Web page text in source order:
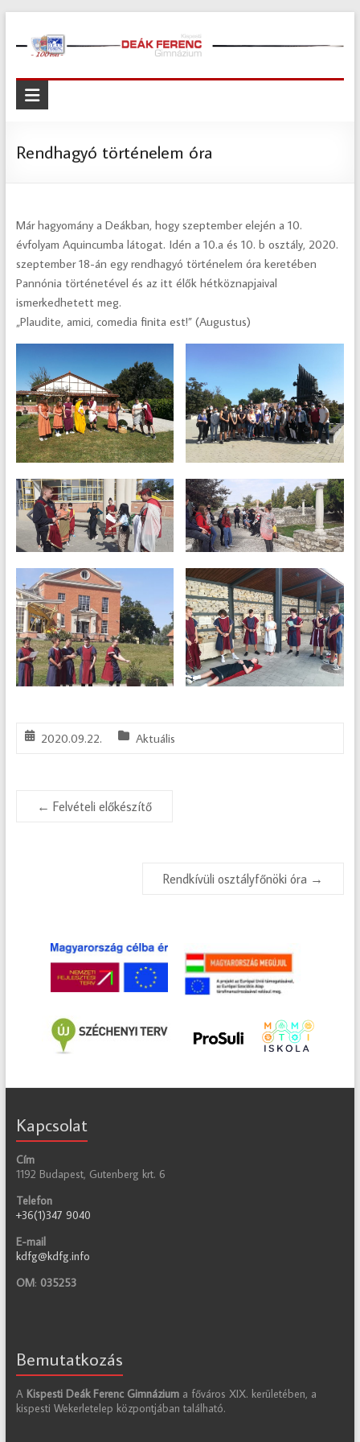
Kispesti
Ferenc
Deák
Ferenc
Gimnázium
Rendhagyó történelem óra
Már hagyomány a Deákban, hogy szeptember elején a 10.
évfolyam Aquincumba látogat. Idén a 10.a és 10. b osztály, 2020.
szeptember 18-án egy rendhagyó történelem óra keretében
Pannónia történetével és az itt élők hétköznapjaival
ismerkedhetett meg.
„Plaudite, amici, comedia finita est!” (Augustus)
2020.09.22. Aktuális
← Felvételi előkészítő
Rendkívüli osztályfőnöki óra →
Kapcsolat
Cím
1192 Budapest, Gutenberg krt. 6
Telefon
+36(1)347 9040
E-mail
kdfg@kdfg.info
OM: 035253
Bemutatkozás
A Kispesti Deák Ferenc Gimnázium a főváros XIX. kerületében, a
kispesti Wekerletelep központjában található.